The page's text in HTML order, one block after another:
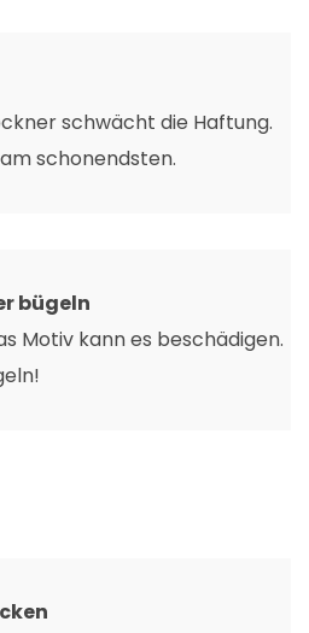
schwächt die Haftung.
schonendsten.
bügeln
Motiv kann es beschädigen.